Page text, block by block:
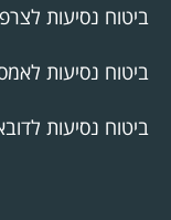
ביטוח נסיעות
ביטוח נסיעות
ביטוח נסיעות